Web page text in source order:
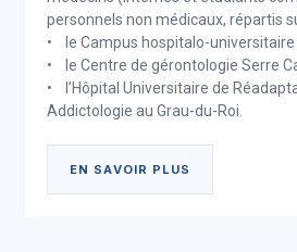
personnels non médicaux, répartis
• le Campus hospitalo-universitaire
• le Centre de gérontologie Serre
• l’Hôpital Universitaire de
Addictologie au Grau-du-Roi.
EN SAVOIR PLUS